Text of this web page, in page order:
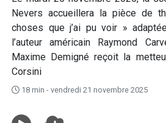
Nevers accueillera la pièce de
choses que j’ai pu voir »
l’auteur américain Raymond
Maxime Demigné reçoit la
Corsini
18 min - vendredi 21 novembre 2025